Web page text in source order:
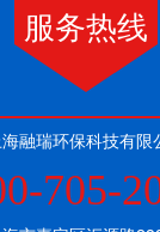
服务热线
海融瑞环保科技有限
705-